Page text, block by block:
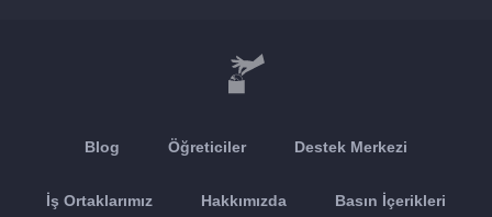
Blog Öğreticiler Destek Merkezi
İş Ortaklarımız Hakkımızda Basın İçerikleri